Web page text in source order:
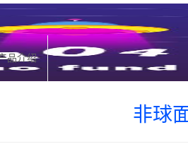
品介绍
非球